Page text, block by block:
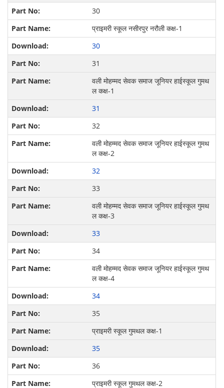
30
प्राइमरी स्कूल नसीरपुर नरौली कक्ष-1
30
31
वली मोहम्मद सेवक समाज जूनियर हाईस्कूल गुमथ
ल कक्ष-1
31
32
वली मोहम्मद सेवक समाज जूनियर हाईस्कूल गुमथ
ल कक्ष-2
32
33
वली मोहम्मद सेवक समाज जूनियर हाईस्कूल गुमथ
ल कक्ष-3
33
34
वली मोहम्मद सेवक समाज जूनियर हाईस्कूल गुमथ
ल कक्ष-4
34
35
प्राइमरी स्कूल गुमथल कक्ष-1
35
36
प्राइमरी स्कूल गुमथल कक्ष-2